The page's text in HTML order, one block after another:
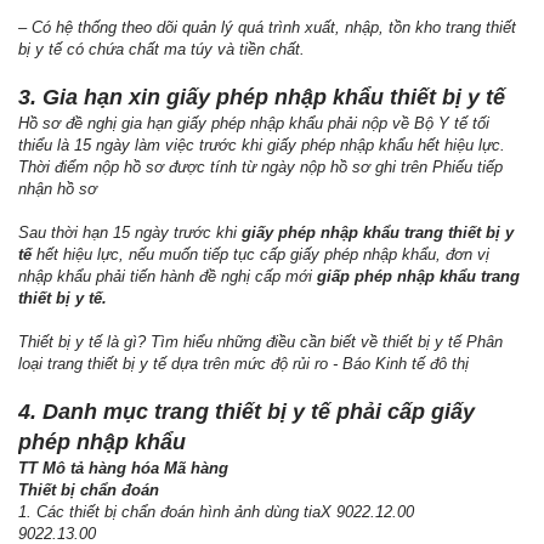
– Có hệ thống theo dõi quản lý quá trình xuất, nhập, tồn kho trang thiết
bị y tế có chứa chất ma túy và tiền chất.
3. Gia hạn xin giấy phép nhập khẩu thiết bị y tế
Hồ sơ đề nghị gia hạn giấy phép nhập khẩu phải nộp về Bộ Y tế tối
thiểu là 15 ngày làm việc trước khi giấy phép nhập khẩu hết hiệu lực.
Thời điểm nộp hồ sơ được tính từ ngày nộp hồ sơ ghi trên Phiếu tiếp
nhận hồ sơ
Sau thời hạn 15 ngày trước khi giấy phép nhập khẩu trang thiết bị y
tế hết hiệu lực, nếu muốn tiếp tục cấp giấy phép nhập khẩu, đơn vị
nhập khẩu phải tiến hành đề nghị cấp mới giấp phép nhập khẩu trang
thiết bị y tế.
Thiết bị y tế là gì? Tìm hiểu những điều cần biết về thiết bị y tế Phân
loại trang thiết bị y tế dựa trên mức độ rủi ro - Báo Kinh tế đô thị
4. Danh mục trang thiết bị y tế phải cấp giấy
phép nhập khẩu
TT Mô tả hàng hóa Mã hàng
Thiết bị chẩn đoán
1. Các thiết bị chẩn đoán hình ảnh dùng tiaX 9022.12.00
9022.13.00